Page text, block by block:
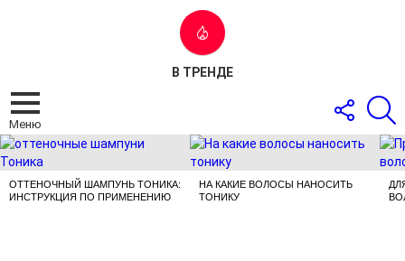
В ТРЕНДЕ
Меню
ЗА
САМЫЕ
ПРОСМАТРИВАЕМЫЕ
ПУБЛИКАЦИИ
ОТТЕНОЧНЫЙ ШАМПУНЬ ТОНИКА:
ИНСТРУКЦИЯ ПО ПРИМЕНЕНИЮ
НА КАКИЕ ВОЛОСЫ НАНОСИТЬ
ТОНИКУ